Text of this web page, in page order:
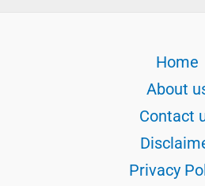
Home
About
Contact
Privacy